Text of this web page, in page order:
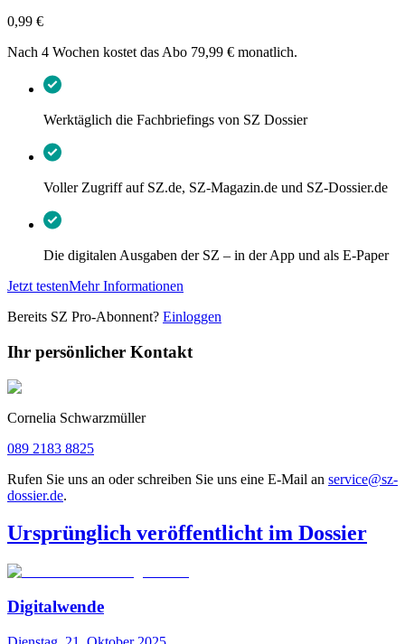
0,99 €
Nach 4 Wochen kostet das Abo 79,99 € monatlich.
Werktäglich die Fachbriefings von SZ Dossier
Voller Zugriff auf SZ.de, SZ-Magazin.de und SZ-Dossier.de
Die digitalen Ausgaben der SZ – in der App und als E-Paper
Jetzt testenMehr Informationen
Bereits SZ Pro-Abonnent? Einloggen
Ihr persönlicher Kontakt
Cornelia Schwarzmüller
089 2183 8825
Rufen Sie uns an oder schreiben Sie uns eine E-Mail an service@sz-
dossier.de.
Ursprünglich veröffentlicht im Dossier
Digitalwende